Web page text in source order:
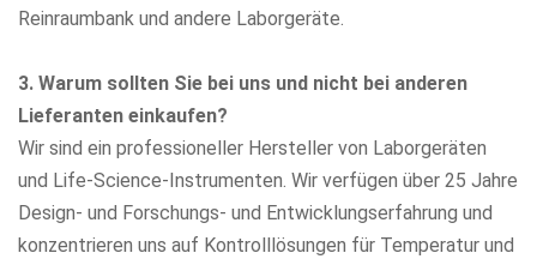
Reinraumbank und andere Laborgeräte.
3. Warum sollten Sie bei uns und nicht bei anderen
Lieferanten einkaufen?
Wir sind ein professioneller Hersteller von Laborgeräten
und Life-Science-Instrumenten. Wir verfügen über 25 Jahre
Design- und Forschungs- und Entwicklungserfahrung und
konzentrieren uns auf Kontrolllösungen für Temperatur und